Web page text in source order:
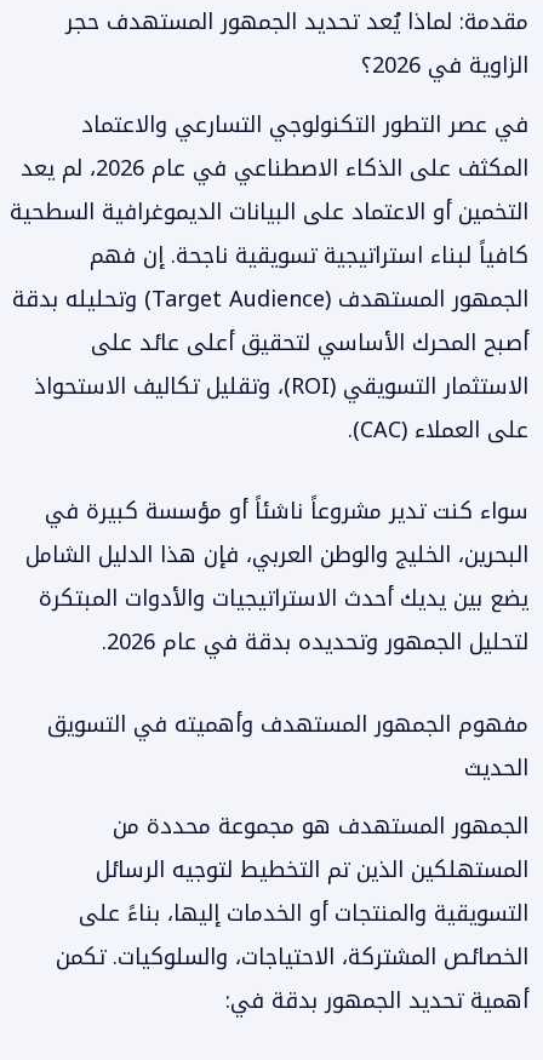
مقدمة: لماذا يُعد تحديد الجمهور المستهدف حجر
الزاوية في 2026؟
في عصر التطور التكنولوجي التسارعي والاعتماد
المكثف على الذكاء الاصطناعي في عام 2026، لم يعد
التخمين أو الاعتماد على البيانات الديموغرافية السطحية
كافياً لبناء استراتيجية تسويقية ناجحة. إن فهم
الجمهور المستهدف (Target Audience) وتحليله بدقة
أصبح المحرك الأساسي لتحقيق أعلى عائد على
الاستثمار التسويقي (ROI)، وتقليل تكاليف الاستحواذ
على العملاء (CAC).
سواء كنت تدير مشروعاً ناشئاً أو مؤسسة كبيرة في
البحرين، الخليج والوطن العربي، فإن هذا الدليل الشامل
يضع بين يديك أحدث الاستراتيجيات والأدوات المبتكرة
لتحليل الجمهور وتحديده بدقة في عام 2026.
مفهوم الجمهور المستهدف وأهميته في التسويق
الحديث
الجمهور المستهدف هو مجموعة محددة من
المستهلكين الذين تم التخطيط لتوجيه الرسائل
التسويقية والمنتجات أو الخدمات إليها، بناءً على
الخصائص المشتركة، الاحتياجات، والسلوكيات. تكمن
أهمية تحديد الجمهور بدقة في: